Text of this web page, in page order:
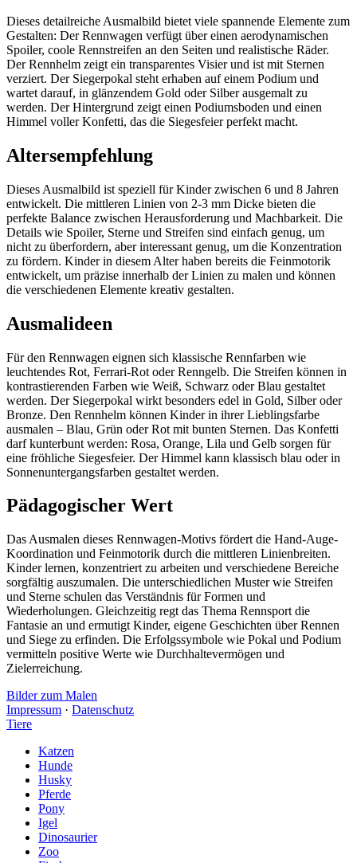
Dieses detailreiche Ausmalbild bietet viele spannende Elemente zum
Gestalten: Der Rennwagen verfügt über einen aerodynamischen
Spoiler, coole Rennstreifen an den Seiten und realistische Räder.
Der Rennhelm zeigt ein transparentes Visier und ist mit Sternen
verziert. Der Siegerpokal steht erhaben auf einem Podium und
wartet darauf, in glänzendem Gold oder Silber ausgemalt zu
werden. Der Hintergrund zeigt einen Podiumsboden und einen
Himmel voller Konfetti, das die Siegesfeier perfekt macht.
Altersempfehlung
Dieses Ausmalbild ist speziell für Kinder zwischen 6 und 8 Jahren
entwickelt. Die mittleren Linien von 2-3 mm Dicke bieten die
perfekte Balance zwischen Herausforderung und Machbarkeit. Die
Details wie Spoiler, Sterne und Streifen sind einfach genug, um
nicht zu überfordern, aber interessant genug, um die Konzentration
zu fördern. Kinder in diesem Alter haben bereits die Feinmotorik
entwickelt, um präzise innerhalb der Linien zu malen und können
die verschiedenen Elemente kreativ gestalten.
Ausmalideen
Für den Rennwagen eignen sich klassische Rennfarben wie
leuchtendes Rot, Ferrari-Rot oder Renngelb. Die Streifen können in
kontrastierenden Farben wie Weiß, Schwarz oder Blau gestaltet
werden. Der Siegerpokal wirkt besonders edel in Gold, Silber oder
Bronze. Den Rennhelm können Kinder in ihrer Lieblingsfarbe
ausmalen – Blau, Grün oder Rot mit bunten Sternen. Das Konfetti
darf kunterbunt werden: Rosa, Orange, Lila und Gelb sorgen für
eine fröhliche Siegesfeier. Der Himmel kann klassisch blau oder in
Sonnenuntergangsfarben gestaltet werden.
Pädagogischer Wert
Das Ausmalen dieses Rennwagen-Motivs fördert die Hand-Auge-
Koordination und Feinmotorik durch die mittleren Linienbreiten.
Kinder lernen, konzentriert zu arbeiten und verschiedene Bereiche
sorgfältig auszumalen. Die unterschiedlichen Muster wie Streifen
und Sterne schulen das Verständnis für Formen und
Wiederholungen. Gleichzeitig regt das Thema Rennsport die
Fantasie an und ermutigt Kinder, eigene Geschichten über Rennen
und Siege zu erfinden. Die Erfolgssymbole wie Pokal und Podium
vermitteln positive Werte wie Durchhaltevermögen und
Zielerreichung.
Bilder zum Malen
Impressum · Datenschutz
Tiere
Katzen
Hunde
Husky
Pferde
Pony
Igel
Dinosaurier
Zoo